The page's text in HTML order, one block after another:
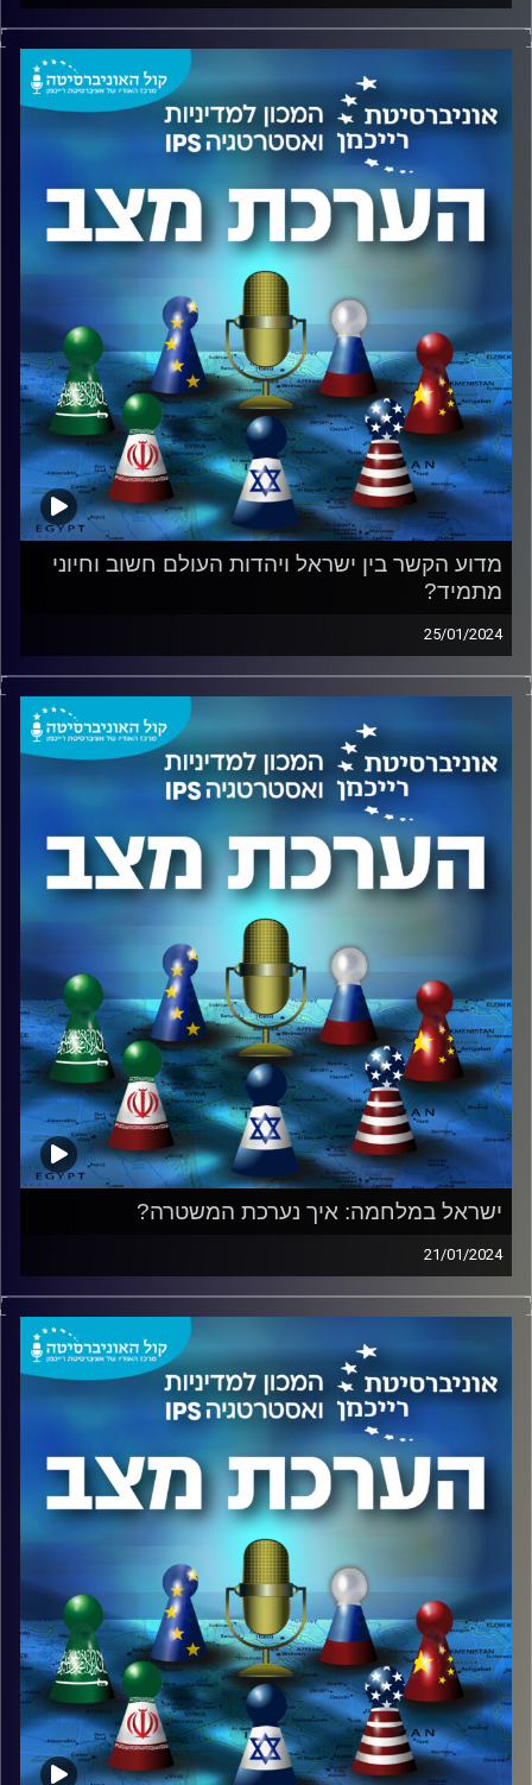
ליאור אקרמן, ראש תחום החוסן הלאומי במכון למדיניות
ואסטרטגיה באוניברסיטת רייכמן בשיחה עם ד"ר שי הר-צבי,
ראש התחום הבינלאומי והמזרח התיכון במכון.
האם ישראל צריכה להיענות לכל דרישה אמריקאית?
האם נגרם נזק ליחסי ישראל ומדינות ערב?
למה חשוב שישראל תשתלב באסטרטגיה שמציעה ארה"ב?
מה האפשרויות של ישראל ביום שאחרי?
ומהי הדרך לטיפול במדינה שמובילה את הכל – איראן?
זאת ועוד, בפודקאסט.
קרדיט תמונות:המכון למדיניות ואסטרטגיה
מדוע הקשר בין ישראל ויהדות העולם חשוב וחיוני
מתמיד?
25/01/2024
שיחה מיוחדת עם גב' אירינה נבזלין יו"ר דירקטוריון אנו –
מוזיאון העם היהודי ונשיאת קרן נדב, ואלוף (מיל.) עמוס גלעד,
ראש המכון למדיניות ואסטרטגיה (IPS) באוניברסיטת רייכמן.
כיצד השפיעו אירועי ה-7 באוקטובר על יהדות העולם?
מדוע הקשר בין ישראל ויהדות העולם חשוב וחיוני מתמיד?
מהי המשמעות של מדינת ישראל ליהדות העולם?
איך ניתן להתמודד עם העלייה באנטישמיות בעקבות המלחמה?
זאת ועוד, בפודקאסט.
קרדיט תמונות:המכון למדיניות ואסטרטגיה
ישראל במלחמה: איך נערכת המשטרה?
21/01/2024
ליאור אקרמן, ראש תחום החוסן הלאומי במכון למדיניות
ואסטרטגיה באוניברסיטת רייכמן בשיחה מרתקת עם ניצב סיגל
בר צבי, ראש אגף המבצעים של משטרת ישראל.
באיזה מצב נכנסה משטרת ישראל ומערכי ביטחון הפנים
האחרים במדינה לתוך אירועי ה7 באוקטובר? כיצד האירועים
השפיעו ומשפיעים על התארגנות המשטרה בתקופה זו? איך
בזמנים אלו המשטרה מתמודדת עם הפשיעה בחברה הערבית?
זאת ועוד, בפודקאסט.
קרדיט תמונות:המכון למדיניות ואסטרטגיה